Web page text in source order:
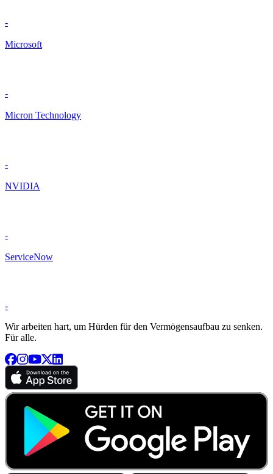
-
Microsoft
-
Micron Technology
-
NVIDIA
-
ServiceNow
-
Wir arbeiten hart, um Hürden für den Vermögensaufbau zu senken.
Für alle.